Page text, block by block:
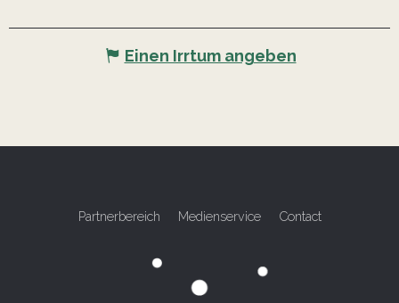
Einen Irrtum angeben
Partnerbereich Medienservice Contact